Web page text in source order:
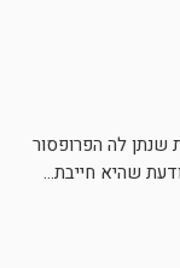
שנתן לה הפרופסור
שהיא חייבת...